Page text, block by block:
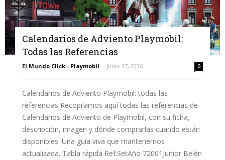
Calendarios de Adviento Playmobil:
Todas las Referencias
El Mundo Click - Playmobil - junio 17, 2026 0
Calendarios de Adviento Playmobil: todas las
referencias Recopilamos aquí todas las referencias de
Calendarios de Adviento de Playmobil, con su ficha,
descripción, imagen y dónde comprarlas cuando están
disponibles. Una guía viva que mantenemos
actualizada. Tabla rápida Ref.SetAño 72001Junior Belén